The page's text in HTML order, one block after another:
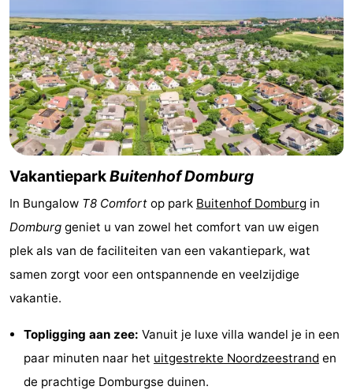
Zien
&
doen
Bezienswaardigheden
-
Musea
-
Monumenten
-
Molens
-
Vuurtorens
Uitkijkpunten
Attracties
Speeltuinen
Binnenspeeltuinen
VakantieparkBuitenhof Domburg
In Bungalow T8 Comfort op park Buitenhof Domburg in
Domburg geniet u van zowel het comfort van uw eigen
plek als van de faciliteiten van een vakantiepark, wat
samen zorgt voor een ontspannende en veelzijdige
vakantie.
Topligging aan zee: Vanuit je luxe villa wandel je in een
paar minuten naar het uitgestrekte Noordzeestrand en
de prachtige Domburgse duinen.